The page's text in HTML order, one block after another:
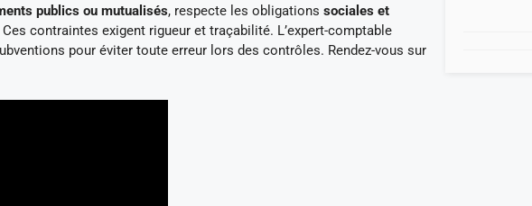
publics ou mutualisés, respecte les obligations sociales et
contraintes exigent rigueur et traçabilité. L’expert-comptable
pour éviter toute erreur lors des contrôles. Rendez-vous sur